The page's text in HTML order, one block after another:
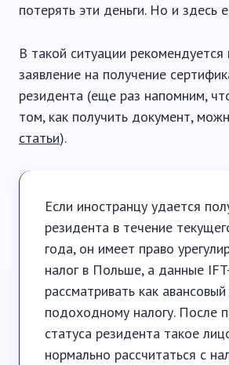
потерять эти деньги. Но и здесь
В такой ситуации рекомендуется
заявление на получение
резидента (еще раз напомним,
том, как получить документ,
статьи).
Если иностранцу удается
резидента в течение
года, он имеет право
налог в Польше, а данные
рассматривать как
подоходному налогу. После
статуса резидента такое
нормально рассчитаться с